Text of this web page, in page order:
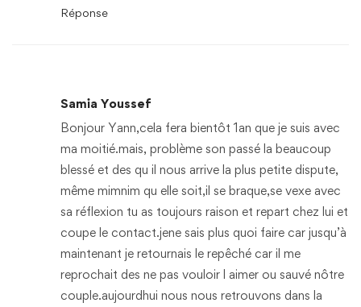
Réponse
Samia Youssef
Bonjour Yann,cela fera bientôt 1an que je suis avec
ma moitié.mais, problème son passé la beaucoup
blessé et des qu il nous arrive la plus petite dispute,
même mimnim qu elle soit,il se braque,se vexe avec
sa réflexion tu as toujours raison et repart chez lui et
coupe le contact.jene sais plus quoi faire car jusqu’à
maintenant je retournais le repêché car il me
reprochait des ne pas vouloir l aimer ou sauvé nôtre
couple.aujourdhui nous nous retrouvons dans la